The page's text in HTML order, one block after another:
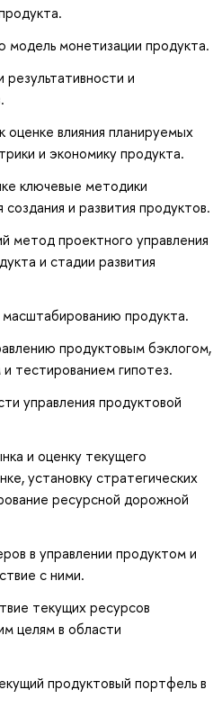
модель монетизации продукта.
результативности и
влияния планируемых
и экономику продукта.
ключевые методики
и развития продуктов.
метод проектного управления
и стадии развития
продукта.
продуктовым бэклогом,
тестированием гипотез.
управления продуктовой
и оценку текущего
установку стратегических
ресурсной дорожной
в управлении продуктом и
с ними.
текущих ресурсов
целям в области
продуктовый портфель в